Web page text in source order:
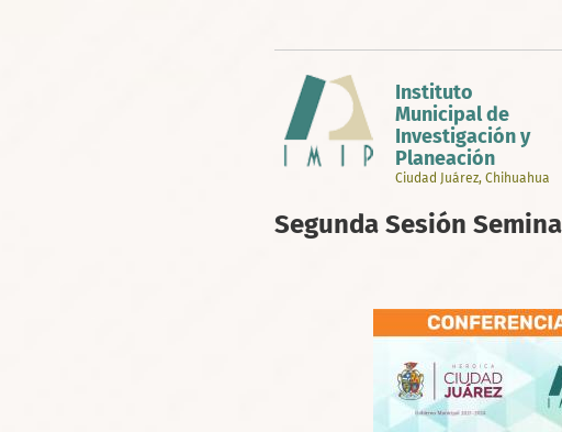
Instituto
Municipal de
Investigación y
Planeación
Ciudad Juárez, Chihuahua
Segunda Sesión